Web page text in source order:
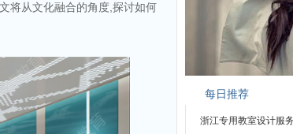
将从文化融合的角度,探讨如何
每日推荐
浙江专用教室设计服